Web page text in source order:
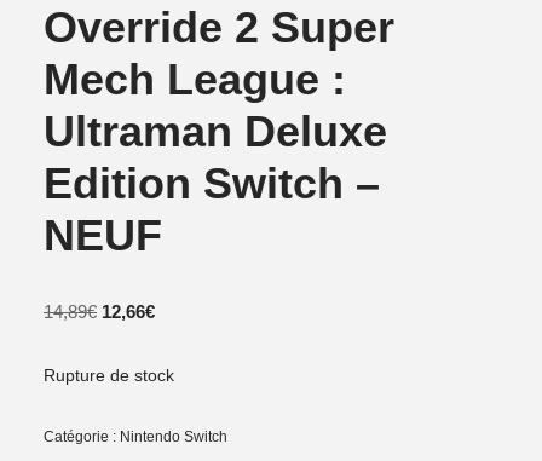
Override 2 Super
Mech League :
Ultraman Deluxe
Edition Switch –
NEUF
14,89€ 12,66€
Rupture de stock
Catégorie : Nintendo Switch